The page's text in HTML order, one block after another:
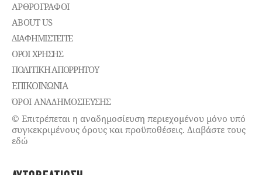
ΑΡΘΡΟΓΡΑΦΟΙ
ABOUT US
ΔΙΑΦΗΜΙΣΤΕΊΤΕ
ΌΡΟΙ ΧΡΉΣΗΣ
ΠΟΛΙΤΙΚΉ ΑΠΟΡΡΉΤΟΥ
ΕΠΙΚΟΙΝΩΝΊΑ
ΌΡΟΙ ΑΝΑΔΗΜΟΣΙΕΥΣΗΣ
© Επιτρέπεται η αναδημοσίευση περιεχομένου μόνο υπό
συγκεκριμένους όρους και προϋποθέσεις. Διαβάστε τους
εδώ